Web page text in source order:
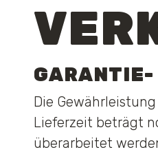
GARANTIE-
Die
Lieferzeit beträgt
überarbeitet